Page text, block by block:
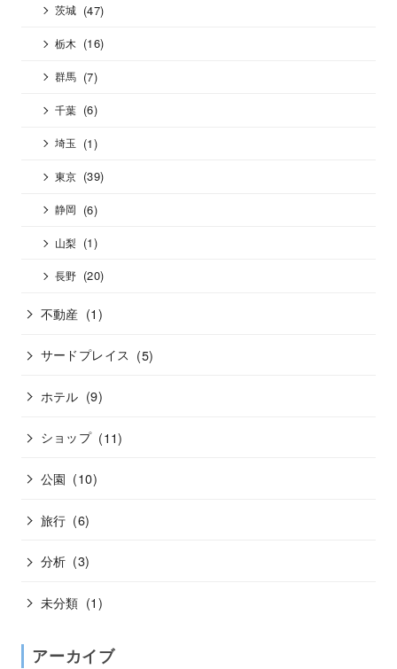
茨城 (47)
栃木 (16)
群馬 (7)
千葉 (6)
埼玉 (1)
東京 (39)
静岡 (6)
山梨 (1)
長野 (20)
不動産 (1)
サードプレイス (5)
ホテル (9)
ショップ (11)
公園 (10)
旅行 (6)
分析 (3)
未分類 (1)
アーカイブ